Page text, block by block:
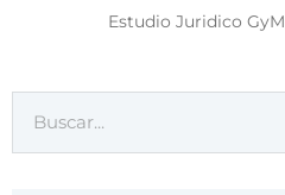
Estudio Juridico GyM